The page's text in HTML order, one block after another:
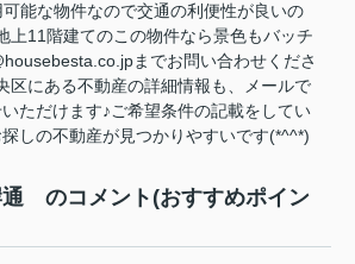
能な物件なので交通の利便性が良いの
上11階建てのこの物件なら景色もバッチ
までお問い合わせくださ
区にある不動産の詳細情報も、メールで
ただけます♪ご希望条件の記載をしてい
しの不動産が見つかりやすいです(*^^*)
のコメント(おすすめポイン